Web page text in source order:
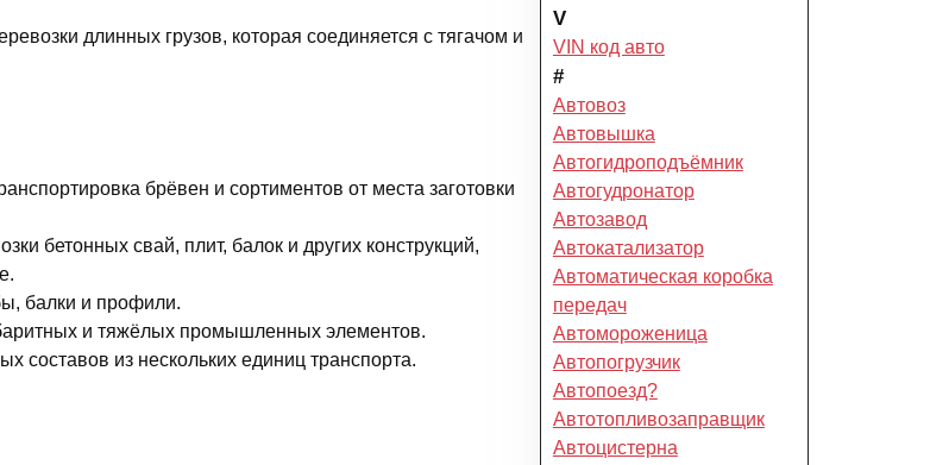
длинных грузов, которая соединяется с тягачом и
брёвен и сортиментов от места заготовки
бетонных свай, плит, балок и других конструкций,
балки и профили.
и тяжёлых промышленных элементов.
составов из нескольких единиц транспорта.
V
VIN код авто
#
Автовоз
Автовышка
Автогидроподъёмник
Автогудронатор
Автозавод
Автокатализатор
Автоматическая коробка
передач
Автомороженица
Автопогрузчик
Автопоезд?
Автотопливозаправщик
Автоцистерна